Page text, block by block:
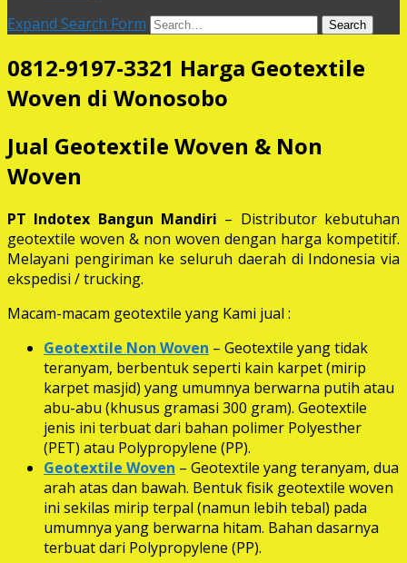
Expand Search Form
Search
0812-9197-3321 Harga Geotextile
Woven di Wonosobo
Jual Geotextile Woven & Non
Woven
PT Indotex Bangun Mandiri – Distributor kebutuhan
geotextile woven & non woven dengan harga kompetitif.
Melayani pengiriman ke seluruh daerah di Indonesia via
ekspedisi / trucking.
Macam-macam geotextile yang Kami jual :
Geotextile Non Woven – Geotextile yang tidak
teranyam, berbentuk seperti kain karpet (mirip
karpet masjid) yang umumnya berwarna putih atau
abu-abu (khusus gramasi 300 gram). Geotextile
jenis ini terbuat dari bahan polimer Polyesther
(PET) atau Polypropylene (PP).
Geotextile Woven – Geotextile yang teranyam, dua
arah atas dan bawah. Bentuk fisik geotextile woven
ini sekilas mirip terpal (namun lebih tebal) pada
umumnya yang berwarna hitam. Bahan dasarnya
terbuat dari Polypropylene (PP).